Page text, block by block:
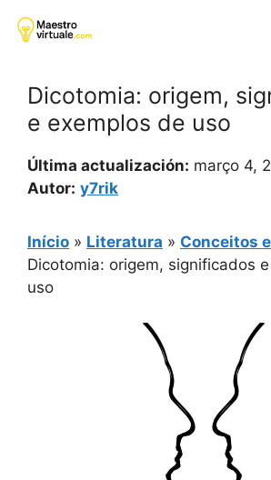
para
Dicotomia: origem,
e exemplos de uso
Última actualización: março 4,
Autor: y7rik
Início » Literatura » Conceitos
Dicotomia: origem, significados
uso